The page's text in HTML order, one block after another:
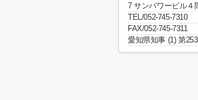
7 サンパワービル４
TEL/052-745-7310
FAX/052-745-7311
愛知県知事 (1) 第